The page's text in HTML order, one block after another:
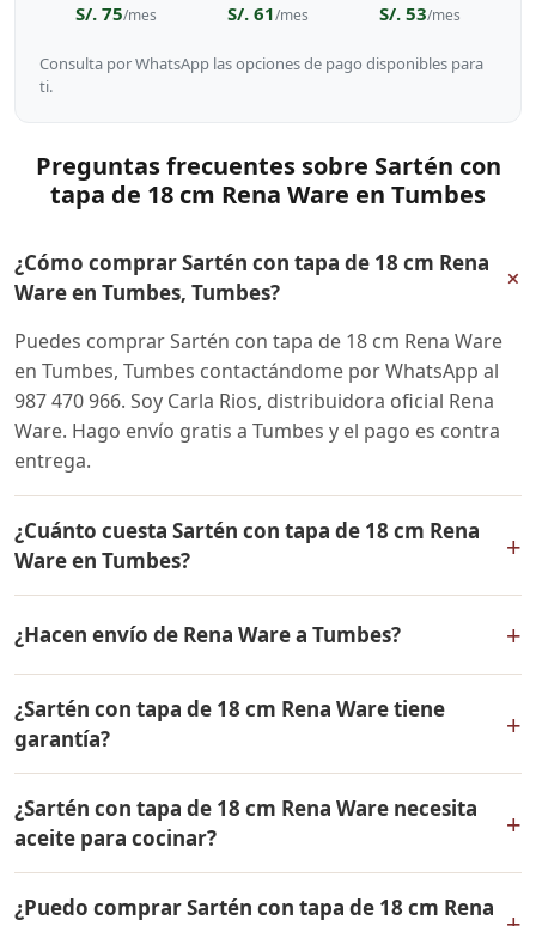
S/. 75/mes S/. 61/mes S/. 53/mes
Consulta por WhatsApp las opciones de pago disponibles para
ti.
Preguntas frecuentes sobre Sartén con
tapa de 18 cm Rena Ware en Tumbes
¿Cómo comprar Sartén con tapa de 18 cm Rena
Ware en Tumbes, Tumbes?
+
Puedes comprar Sartén con tapa de 18 cm Rena Ware
en Tumbes, Tumbes contactándome por WhatsApp al
987 470 966. Soy Carla Rios, distribuidora oficial Rena
Ware. Hago envío gratis a Tumbes y el pago es contra
entrega.
¿Cuánto cuesta Sartén con tapa de 18 cm Rena
Ware en Tumbes?
+
mismo en todo el Perú. Contáctame por WhatsApp para
conocer el precio actual, promociones disponibles y
facilidades de pago en cuotas desde el 10% de inicial.
¿Hacen envío de Rena Ware a Tumbes? +
Rena Ware a Tumbes, Tumbes y a todo el Perú. El pago
es contra entrega.
¿Sartén con tapa de 18 cm Rena Ware tiene
garantía?
+
de por vida contra defectos de fabricación. Todos los
productos Rena Ware están fabricados en acero
inoxidable quirúrgico 18/10 de la más alta calidad.
¿Sartén con tapa de 18 cm Rena Ware necesita
aceite para cocinar?
+
para cocinar con muy poco o ningún aceite. El acero
¿Puedo comprar Sartén con tapa de 18 cm Rena